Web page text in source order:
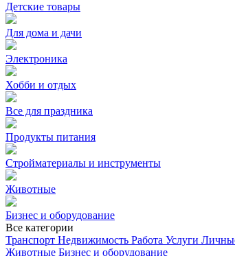
Детские товары
Для дома и дачи
Электроника
Хобби и отдых
Все для праздника
Продукты питания
Стройматериалы и инструменты
Животные
Бизнес и оборудование
Все категории
Транспорт Недвижимость Работа Услуги
Животные Бизнес и оборудование